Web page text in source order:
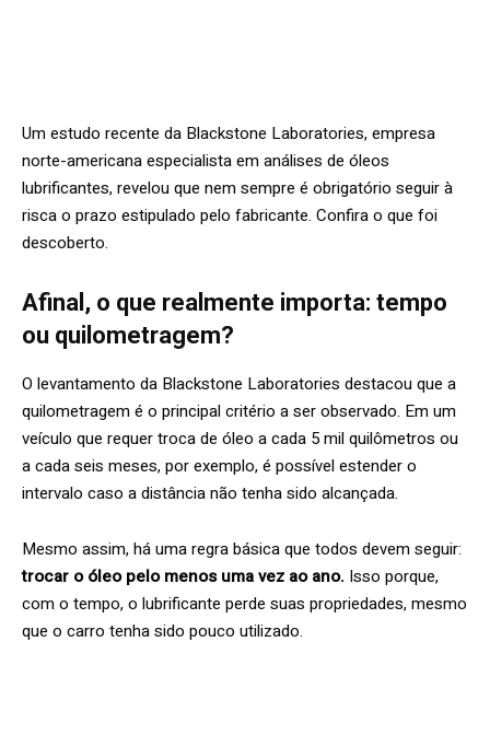
Um estudo recente da Blackstone Laboratories, empresa
norte-americana especialista em análises de óleos
lubrificantes, revelou que nem sempre é obrigatório seguir à
risca o prazo estipulado pelo fabricante. Confira o que foi
descoberto.
Afinal, o que realmente importa: tempo
ou quilometragem?
O levantamento da Blackstone Laboratories destacou que a
quilometragem é o principal critério a ser observado. Em um
veículo que requer troca de óleo a cada 5 mil quilômetros ou
a cada seis meses, por exemplo, é possível estender o
intervalo caso a distância não tenha sido alcançada.
Mesmo assim, há uma regra básica que todos devem seguir:
trocar o óleo pelo menos uma vez ao ano. Isso porque,
com o tempo, o lubrificante perde suas propriedades, mesmo
que o carro tenha sido pouco utilizado.